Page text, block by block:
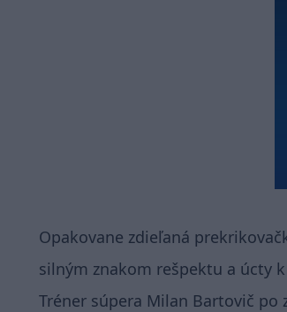
Opakovane zdieľaná
silným znakom rešpektu a úcty
Tréner súpera Milan Bartovič